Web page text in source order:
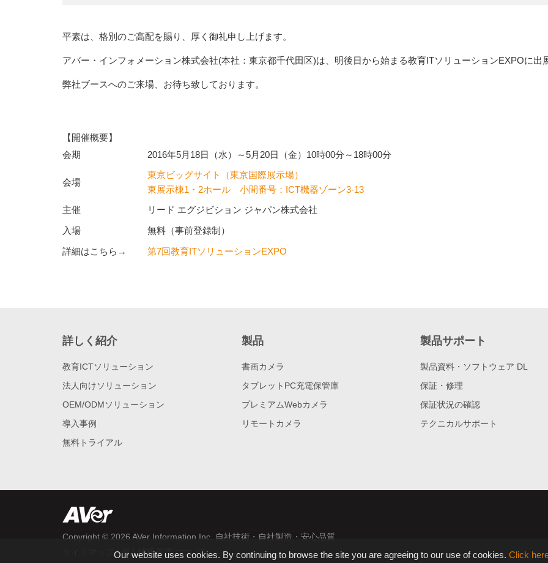
平素は、格別のご高配を賜り、厚く御礼申し上げます。
アバー・インフォメーション株式会社(本社：東京都千代田区)は、明後日から始まる教育ITソリューションEXPOに出
弊社ブースへのご来場、お待ち致しております。
【開催概要】
会期
2016年5月18日（水）～5月20日（金）10時00分～18時00分
会場
東京ビッグサイト（東京国際展示場）
東展示棟1・2ホール 小間番号：ICT機器ゾーン3-13
主催
リード エグジビション ジャパン株式会社
入場
無料（事前登録制）
詳細はこちら→
第7回教育ITソリューションEXPO
詳しく紹介
教育ICTソリューション
法人向けソリューション
OEM/ODMソリューション
導入事例
無料トライアル
製品
書画カメラ
タブレットPC充電保管庫
プレミアムWebカメラ
リモートカメラ
製品サポート
製品資料・ソフトウェア DL
保証・修理
保証状況の確認
テクニカルサポート
Copyright © 2026 AVer Information Inc.
自社技術・自社製造・安心品質
|個人情報保護について
Our website uses cookies. By continuing to browse the site you are agreeing to our use of cookies. Click